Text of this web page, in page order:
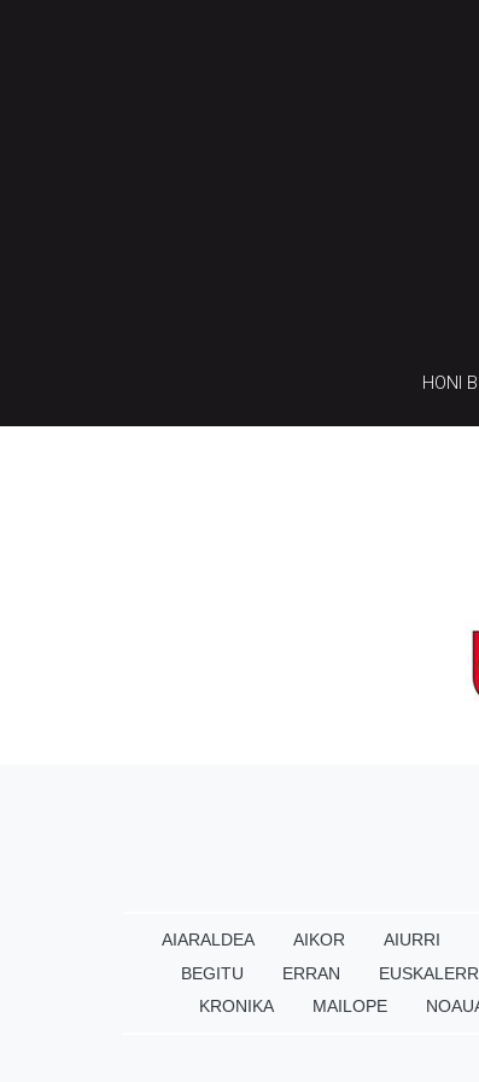
HONI
AIARALDEA AIKOR AIURRI
BEGITU
ERRAN
KRONIKA
MAILOPE